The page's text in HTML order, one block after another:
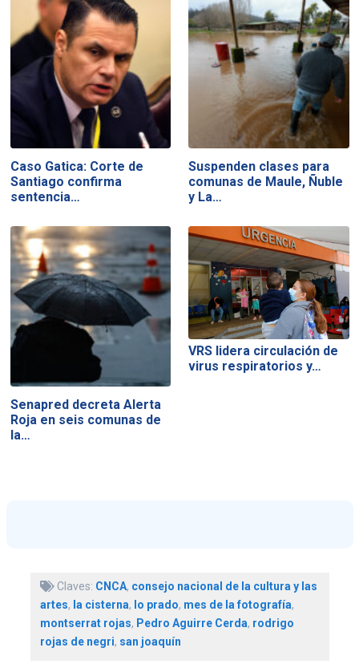
Caso Gatica: Corte de
Santiago confirma
sentencia…
Suspenden clases para
comunas de Maule, Ñuble
y La…
Senapred decreta Alerta
Roja en seis comunas de
la…
VRS lidera circulación de
virus respiratorios y…
Claves: CNCA, consejo nacional de la cultura y las
artes, la cisterna, lo prado, mes de la fotografía,
montserrat rojas, Pedro Aguirre Cerda, rodrigo
rojas de negri, san joaquín